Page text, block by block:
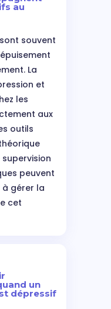
au
souvent
La
et
les
aux
outils
peuvent
à gérer la
cet
un
dépressif